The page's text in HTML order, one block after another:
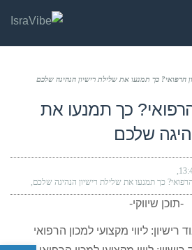
הרפואי? כך תמנעו את שלילת רישיון הנהיגה שלכם
כך תמנעו את
שלכם
כך תמנעו את שלילת רישיון הנהיגה שלכם
-תוכן שיווקי-